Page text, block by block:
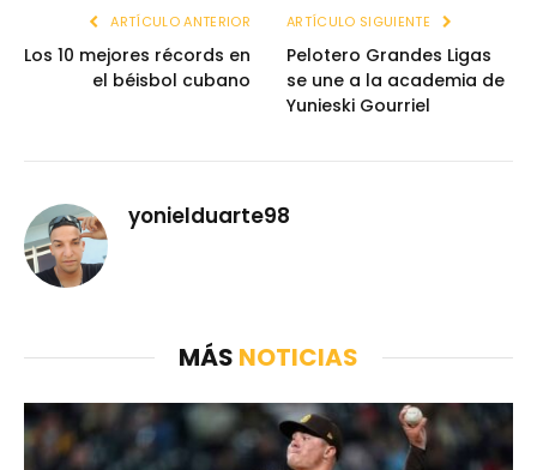
ARTÍCULO ANTERIOR
Los 10 mejores récords en
el béisbol cubano
ARTÍCULO SIGUIENTE
Pelotero Grandes Ligas
se une a la academia de
Yunieski Gourriel
yonielduarte98
MÁS NOTICIAS